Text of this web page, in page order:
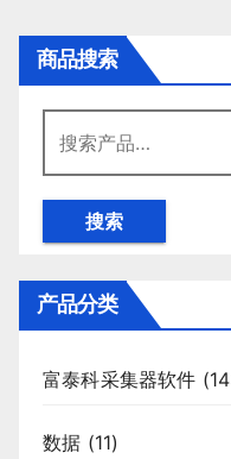
商品搜索
索：
搜索
产品分类
富泰科采集器软件
数据 (11)